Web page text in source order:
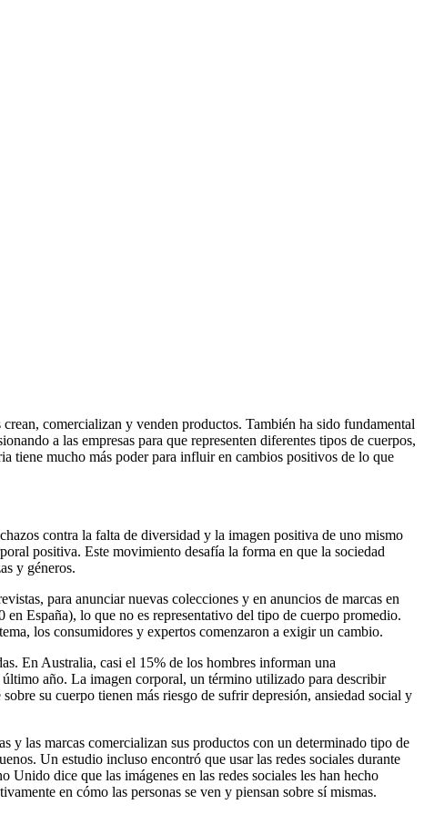
comercializan y venden productos. También ha sido fundamental
a las empresas para que representen diferentes tipos de cuerpos,
tiene mucho más poder para influir en cambios positivos de lo que
contra la falta de diversidad y la imagen positiva de uno mismo
positiva. Este movimiento desafía la forma en que la sociedad
y géneros.
para anunciar nuevas colecciones y en anuncios de marcas en
España), lo que no es representativo del tipo de cuerpo promedio.
los consumidores y expertos comenzaron a exigir un cambio.
En Australia, casi el 15% de los hombres informan una
año. La imagen corporal, un término utilizado para describir
su cuerpo tienen más riesgo de sufrir depresión, ansiedad social y
y las marcas comercializan sus productos con un determinado tipo de
Un estudio incluso encontró que usar las redes sociales durante
Unido dice que las imágenes en las redes sociales les han hecho
en cómo las personas se ven y piensan sobre sí mismas.